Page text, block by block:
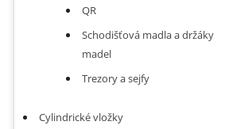
QR
Schodišťová madla a držáky
madel
Trezory a sejfy
Cylindrické vložky